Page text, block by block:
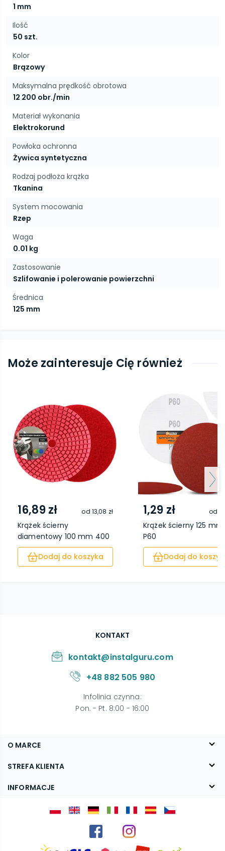
1 mm
Ilość
50 szt.
Kolor
Brązowy
Maksymalna prędkość obrotowa
12 200 obr./min
Materiał wykonania
Elektrokorund
Powłoka ochronna
Żywica syntetyczna
Rodzaj podłoża krążka
Tkanina
System mocowania
Rzep
Waga
0.01 kg
Zastosowanie
Szlifowanie i polerowanie powierzchni
Średnica
125 mm
Może zainteresuje Cię również
16,89 zł od 13,08 zł
Krążek ścierny
diamentowy 100 mm 400
Dodaj do koszyka
1,29 zł od
Krążek ścierny 125 mm
P60
Dodaj do
O MARCE
O nas
Blog
STREFA KLIENTA
FAQ
INFORMACJE
KONTAKT
kontakt@instalguru.com
+48 882 505 980
Infolinia czynna:
Pon. - Pt. 8:00 - 16:00